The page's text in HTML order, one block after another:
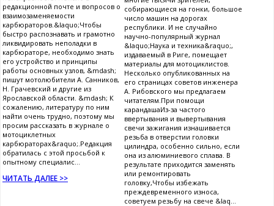
редакционной почте и вопросов о
взаимозаменяемости
карбюраторов.&laquo;Чтобы
быстро распознавать и грамотно
ликвидировать неполадки в
карбюраторе, необходимо знать
его устройство и принципы
работы основных узлов, &mdash;
пишут мотолюбители А. Санников,
Н. Грачевский и другие из
Ярославской области. &mdash; К
сожалению, литературу по ним
найти очень трудно, поэтому мы
просим рассказать в журнале о
мотоциклетных
карбюраторах&raquo;.Редакция
обратилась с этой просьбой к
опытному специалис...
ЧИТАТЬ ДАЛЕЕ >>
собирающиеся на гонки, большое
число машин на дорогах
республики. И не случайно
научно-популярный журнал
&laquo;Наука и техника&raquo;,
издаваемый в Риге, помещает
материалы для мотоциклистов.
Несколько опубликованных на
его страницах советов инженера
А. Рибовского мы предлагаем
читателям.При помощи
карандашаИз-за частого
ввертывания и вывертывания
свечи зажигания изнашивается
резьба в отверстии головки
цилиндра, особенно сильно, если
она из алюминиевого сплава. В
результате приходится заменять
или ремонтировать
головку,Чтобы избежать
преждевременного износа,
советуем резьбу на свече &laq...